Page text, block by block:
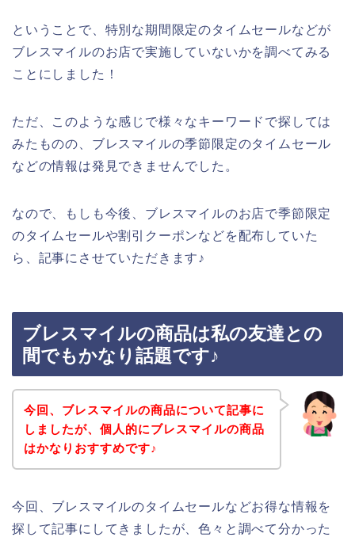
ということで、特別な期間限定のタイムセールなどが
ブレスマイルのお店で実施していないかを調べてみる
ことにしました！
ただ、このような感じで様々なキーワードで探しては
みたものの、ブレスマイルの季節限定のタイムセール
などの情報は発見できませんでした。
なので、もしも今後、ブレスマイルのお店で季節限定
のタイムセールや割引クーポンなどを配布していた
ら、記事にさせていただきます♪
ブレスマイルの商品は私の友達との
間でもかなり話題です♪
今回、ブレスマイルの商品について記事に
しましたが、個人的にブレスマイルの商品
はかなりおすすめです♪
今回、ブレスマイルのタイムセールなどお得な情報を
探して記事にしてきましたが、色々と調べて分かった